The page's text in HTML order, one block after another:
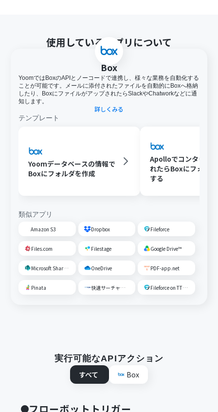
す。アプリの仕様によっては300MB未満になる可能性が
あるので、ご注意ください。
トリガー、各オペレーションでの取り扱い可能なファイ
ル容量の詳細は下記を参照ください。
https://intercom.help/yoom/ja/articles/9413924
分岐はミニプラン以上のプランでご利用いただける機能
（オペレーション）となっております。フリープランの場
合は設定しているフローボットのオペレーションはエラ
ーとなりますので、ご注意ください。
を行うことが可能です。無料トライアル中には制限対象の
アプリや機能（オペレーション）を使用することができ
ます。
オペレーション数が5つを越えるフローボットを作成する
際は、ミニプラン以上のプランで設定可能です。フリープ
使用しているアプリについて
Box
YoomではBoxのAPIとノーコードで連携し、様々な業務を自動化する
ことが可能です。メールに添付されたファイルを自動的にBoxへ格納
したり、BoxにファイルがアップされたらSlackやChatworkなどに通
知します。
詳しくみる
テンプレート
Yoomデータベースの情報で
Boxにフォルダを作成
Apolloでコンタクト
れたらBoxにフォル
する
類似アプリ
Amazon S3 Dropbox Fileforce
Files.com Filestage Google Drive™
Microsoft SharePoint OneDrive PDF-app.net
Pinata 快速サーチャーGX Fileforce on TTS Cloud
実行可能なAPIアクション
すべて
Box
フローボットトリガー